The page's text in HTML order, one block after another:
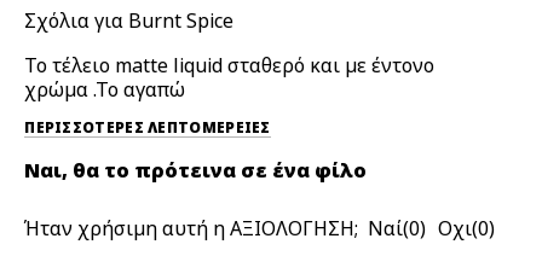
Σχόλια για Burnt Spice
Το τέλειο matte liquid σταθερό και με έντονο
χρώμα .Το αγαπώ
ΠΕΡΙΣΣΌΤΕΡΕΣ ΛΕΠΤΟΜΈΡΕΙΕΣ
Ναι, θα το πρότεινα σε ένα φίλο
Ήταν χρήσιμη αυτή η ΑΞΙΟΛΟΓΗΣΗ; 0 0